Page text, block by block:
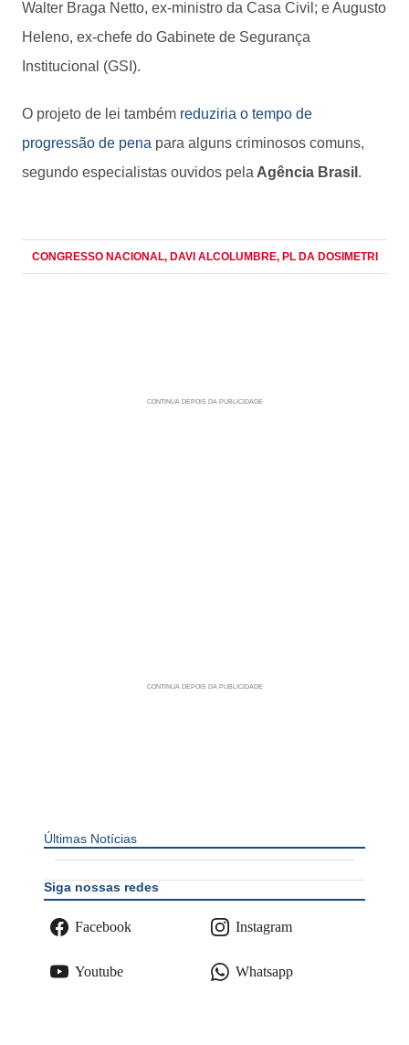
Walter Braga Netto, ex-ministro da Casa Civil; e Augusto
Heleno, ex-chefe do Gabinete de Segurança
Institucional (GSI).
O projeto de lei também reduziria o tempo de
progressão de pena para alguns criminosos comuns,
segundo especialistas ouvidos pela Agência Brasil .
CONGRESSO NACIONAL, DAVI ALCOLUMBRE, PL DA DOSIMETRI
Últimas Notícias
Siga nossas redes
Facebook Instagram
Youtube Whatsapp